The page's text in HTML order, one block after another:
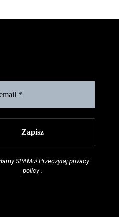
SPAMu! Przeczytajprivacy
policy.